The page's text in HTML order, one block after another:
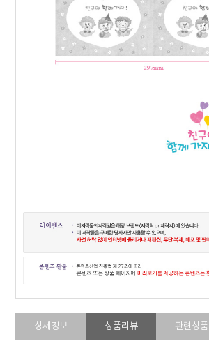
상세정보 상품리뷰 관련상품